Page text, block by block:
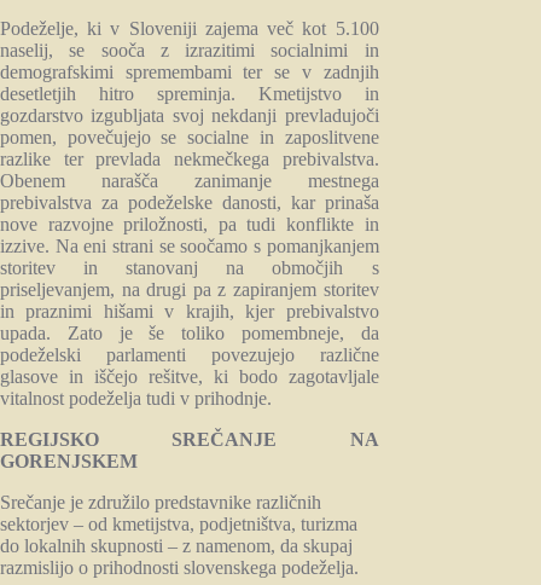
Podeželje, ki v Sloveniji zajema več kot 5.100
naselij, se sooča z izrazitimi socialnimi in
demografskimi spremembami ter se v zadnjih
desetletjih hitro spreminja. Kmetijstvo in
gozdarstvo izgubljata svoj nekdanji prevladujoči
pomen, povečujejo se socialne in zaposlitvene
razlike ter prevlada nekmečkega prebivalstva.
Obenem narašča zanimanje mestnega
prebivalstva za podeželske danosti, kar prinaša
nove razvojne priložnosti, pa tudi konflikte in
izzive. Na eni strani se soočamo s pomanjkanjem
storitev in stanovanj na območjih s
priseljevanjem, na drugi pa z zapiranjem storitev
in praznimi hišami v krajih, kjer prebivalstvo
upada. Zato je še toliko pomembneje, da
podeželski parlamenti povezujejo različne
glasove in iščejo rešitve, ki bodo zagotavljale
vitalnost podeželja tudi v prihodnje.
REGIJSKO SREČANJE NA
GORENJSKEM
Srečanje je združilo predstavnike različnih
sektorjev – od kmetijstva, podjetništva, turizma
do lokalnih skupnosti – z namenom, da skupaj
razmislijo o prihodnosti slovenskega podeželja.